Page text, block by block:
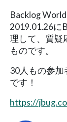
Backlog
2019.01.26に
理して、質疑
ものです。
30人もの参
です！
https://